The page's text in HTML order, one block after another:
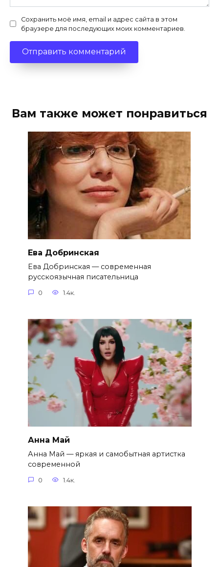
Сохранить моё имя, email и адрес сайта в этом
браузере для последующих моих комментариев.
Вам также может понравиться
Ева Добринская
Ева Добринская — современная
русскоязычная писательница
0 1.4к.
Анна Май
Анна Май — яркая и самобытная артистка
современной
0 1.4к.